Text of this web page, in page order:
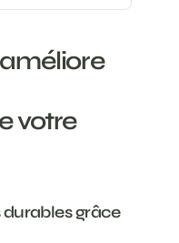
votre
durables grâce